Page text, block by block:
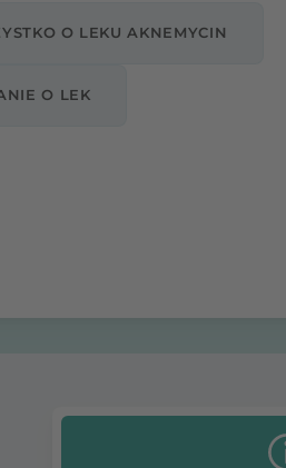
O LEKU AKNEMYCIN
O LEK